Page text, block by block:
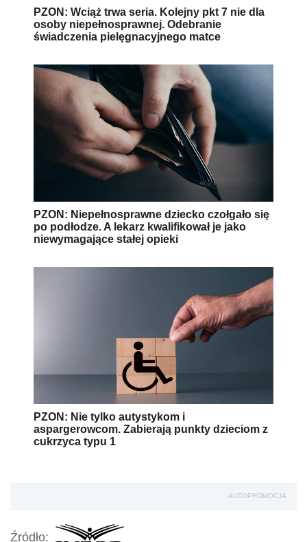
PZON: Wciąż trwa seria. Kolejny pkt 7 nie dla
osoby niepełnosprawnej. Odebranie
świadczenia pielęgnacyjnego matce
PZON: Niepełnosprawne dziecko czołgało się
po podłodze. A lekarz kwalifikował je jako
niewymagające stałej opieki
PZON: Nie tylko autystykom i
aspargerowcom. Zabierają punkty dzieciom z
cukrzyca typu 1
AUTOPROMOCJA
Źródło: